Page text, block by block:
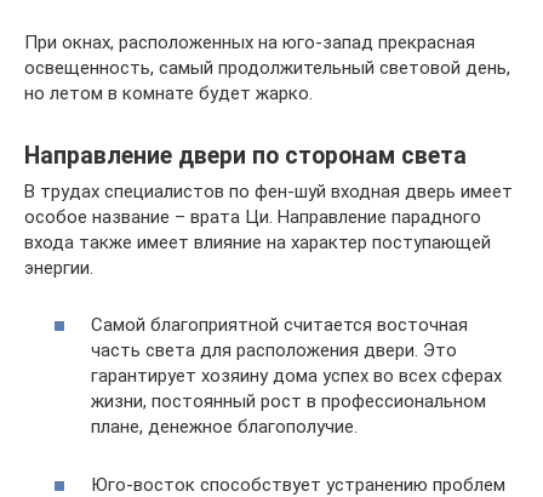
При окнах, расположенных на юго-запад прекрасная
освещенность, самый продолжительный световой день,
но летом в комнате будет жарко.
Направление двери по сторонам света
В трудах специалистов по фен-шуй входная дверь имеет
особое название – врата Ци. Направление парадного
входа также имеет влияние на характер поступающей
энергии.
Самой благоприятной считается восточная
часть света для расположения двери. Это
гарантирует хозяину дома успех во всех сферах
жизни, постоянный рост в профессиональном
плане, денежное благополучие.
Юго-восток способствует устранению проблем